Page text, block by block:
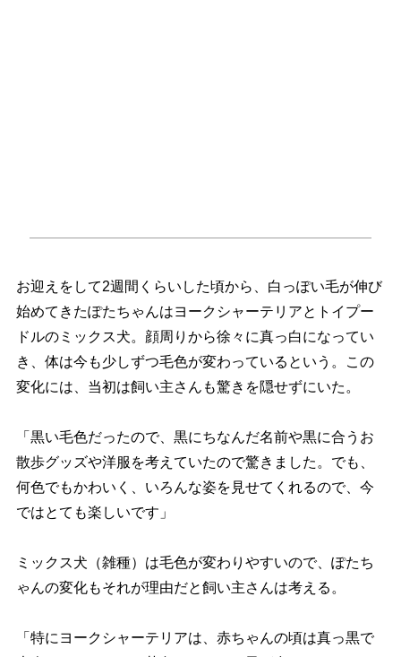
お迎えをして2週間くらいした頃から、白っぽい毛が伸び
始めてきたぽたちゃんはヨークシャーテリアとトイプー
ドルのミックス犬。顔周りから徐々に真っ白になってい
き、体は今も少しずつ毛色が変わっているという。この
変化には、当初は飼い主さんも驚きを隠せずにいた。
「黒い毛色だったので、黒にちなんだ名前や黒に合うお
散歩グッズや洋服を考えていたので驚きました。でも、
何色でもかわいく、いろんな姿を見せてくれるので、今
ではとても楽しいです」
ミックス犬（雑種）は毛色が変わりやすいので、ぽたち
ゃんの変化もそれが理由だと飼い主さんは考える。
「特にヨークシャーテリアは、赤ちゃんの頃は真っ黒で